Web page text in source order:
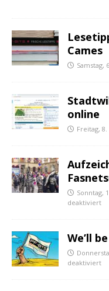
Cames
Samstag,
online
Freitag, 8.
Sonntag,
deaktiviert
We’ll
deaktiviert